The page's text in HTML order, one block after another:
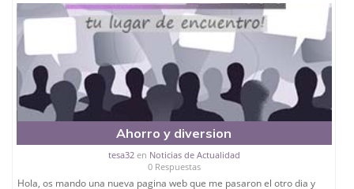
Ahorro y diversion
tesa32en Noticias de Actualidad
0 Respuestas
Hola, os mando una nueva pagina web que me pasaron el otro dia y